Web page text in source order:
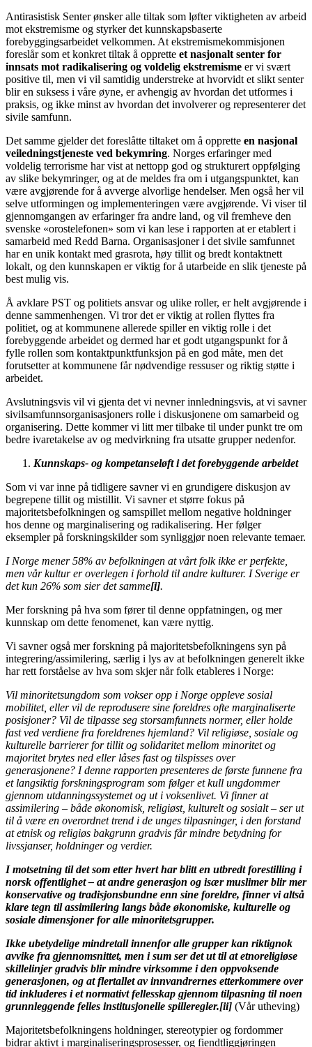
Antirasistisk Senter ønsker alle tiltak som løfter viktigheten av arbeid
mot ekstremisme og styrker det kunnskapsbaserte
forebyggingsarbeidet velkommen. At ekstremismekommisjonen
foreslår som et konkret tiltak å opprette et nasjonalt senter for
innsats mot radikalisering og voldelig ekstremisme er vi svært
positive til, men vi vil samtidig understreke at hvorvidt et slikt senter
blir en suksess i våre øyne, er avhengig av hvordan det utformes i
praksis, og ikke minst av hvordan det involverer og representerer det
sivile samfunn.
Det samme gjelder det foreslåtte tiltaket om å opprette en nasjonal
veiledningstjeneste ved bekymring. Norges erfaringer med
voldelig terrorisme har vist at nettopp god og strukturert oppfølging
av slike bekymringer, og at de meldes fra om i utgangspunktet, kan
være avgjørende for å avverge alvorlige hendelser. Men også her vil
selve utformingen og implementeringen være avgjørende. Vi viser til
gjennomgangen av erfaringer fra andre land, og vil fremheve den
svenske «orostelefonen» som vi kan lese i rapporten at er etablert i
samarbeid med Redd Barna. Organisasjoner i det sivile samfunnet
har en unik kontakt med grasrota, høy tillit og bredt kontaktnett
lokalt, og den kunnskapen er viktig for å utarbeide en slik tjeneste på
best mulig vis.
Å avklare PST og politiets ansvar og ulike roller, er helt avgjørende i
denne sammenhengen. Vi tror det er viktig at rollen flyttes fra
politiet, og at kommunene allerede spiller en viktig rolle i det
forebyggende arbeidet og dermed har et godt utgangspunkt for å
fylle rollen som kontaktpunktfunksjon på en god måte, men det
forutsetter at kommunene får nødvendige ressuser og riktig støtte i
arbeidet.
Avslutningsvis vil vi gjenta det vi nevner innledningsvis, at vi savner
sivilsamfunnsorganisasjoners rolle i diskusjonene om samarbeid og
organisering. Dette kommer vi litt mer tilbake til under punkt tre om
bedre ivaretakelse av og medvirkning fra utsatte grupper nedenfor.
Kunnskaps- og kompetanseløft i det forebyggende arbeidet
Som vi var inne på tidligere savner vi en grundigere diskusjon av
begrepene tillit og mistillit. Vi savner et større fokus på
majoritetsbefolkningen og samspillet mellom negative holdninger
hos denne og marginalisering og radikalisering. Her følger
eksempler på forskningskilder som synliggjør noen relevante temaer.
I Norge mener 58% av befolkningen at vårt folk ikke er perfekte,
men vår kultur er overlegen i forhold til andre kulturer. I Sverige er
det kun 26% som sier det samme[i].
Mer forskning på hva som fører til denne oppfatningen, og mer
kunnskap om dette fenomenet, kan være nyttig.
Vi savner også mer forskning på majoritetsbefolkningens syn på
integrering/assimilering, særlig i lys av at befolkningen generelt ikke
har rett forståelse av hva som skjer når folk etableres i Norge:
Vil minoritetsungdom som vokser opp i Norge oppleve sosial
mobilitet, eller vil de reprodusere sine foreldres ofte marginaliserte
posisjoner? Vil de tilpasse seg storsamfunnets normer, eller holde
fast ved verdiene fra foreldrenes hjemland? Vil religiøse, sosiale og
kulturelle barrierer for tillit og solidaritet mellom minoritet og
majoritet brytes ned eller låses fast og tilspisses over
generasjonene? I denne rapporten presenteres de første funnene fra
et langsiktig forskningsprogram som følger et kull ungdommer
gjennom utdanningssystemet og ut i voksenlivet. Vi finner at
assimilering – både økonomisk, religiøst, kulturelt og sosialt – ser ut
til å være en overordnet trend i de unges tilpasninger, i den forstand
at etnisk og religiøs bakgrunn gradvis får mindre betydning for
livssjanser, holdninger og verdier.
I motsetning til det som etter hvert har blitt en utbredt forestilling i
norsk offentlighet – at andre generasjon og især muslimer blir mer
konservative og tradisjonsbundne enn sine foreldre, finner vi altså
klare tegn til assimilering langs både økonomiske, kulturelle og
sosiale dimensjoner for alle minoritetsgrupper.
Ikke ubetydelige mindretall innenfor alle grupper kan riktignok
avvike fra gjennomsnittet, men i sum ser det ut til at etnoreligiøse
skillelinjer gradvis blir mindre virksomme i den oppvoksende
generasjonen, og at flertallet av innvandrernes etterkommere over
tid inkluderes i et normativt fellesskap gjennom tilpasning til noen
grunnleggende felles institusjonelle spilleregler.[ii] (Vår utheving)
Majoritetsbefolkningens holdninger, stereotypier og fordommer
bidrar aktivt i marginaliseringsprosesser, og fiendtliggjøringen